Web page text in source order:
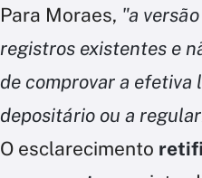
Para Moraes, "a
registros existentes e
de comprovar a efetiva
depositário ou a
O esclarecimento